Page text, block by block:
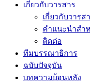
เกี่ยวกับวารสาร
เกี่ยวกับวารส
คำแนะนำสำ
ติดต่อ
ทีมบรรณาธิการ
ฉบับปัจจุบัน
บทความย้อนหลัง